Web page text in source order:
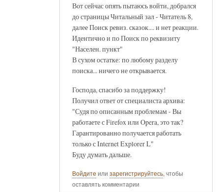
Вот сейчас опять пытаюсь войти, добрался
до страницы Читальный зал - Читатель 8,
далее Поиск ревиз. сказок.... и нет реакции.
Идентично и по Поиск по реквизиту
"Населен. пункт"
В сухом остатке: по любому разделу
поиска... ничего не открывается.
Господа, спасибо за поддержку!
Получил ответ от специалиста архива:
"Судя по описанным проблемам - Вы
работаете с Firefox или Opera, это так?
Гарантированно получается работать
только с Internet Explorer L"
Буду думать дальше.
Войдите или зарегистрируйтесь, чтобы
оставлять комментарии